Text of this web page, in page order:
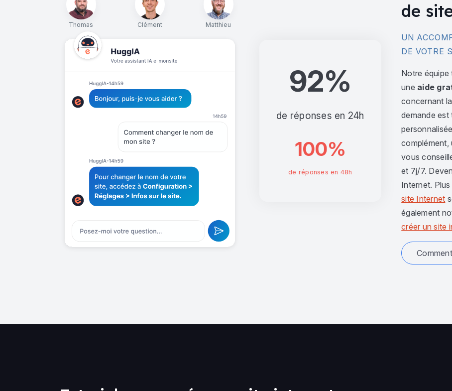
Thomas Clément Matthieu
92%
de réponses en 24h
100%
de réponses en 48h
de
UN
DE VOTRE
Notre équipe
une aide
concernant
demande
vous
et 7j/7.
Internet. Plus
site Internet
également
créer un site